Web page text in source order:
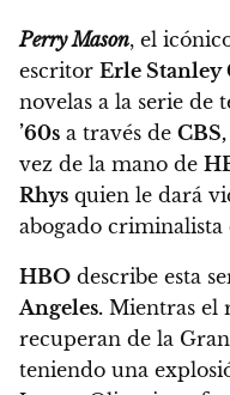
Perry Mason, el
escritor Erle Stanley
novelas a la serie de
’60s a través de CBS,
vez de la mano de
Rhys quien le dará
abogado criminalista
HBO describe esta
Angeles. Mientras el
recuperan de la
teniendo una